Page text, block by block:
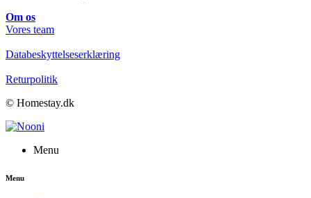
Om os
Vores team
Databeskyttelseserklæring
Returpolitik
© Homestay.dk
Menu
Menu